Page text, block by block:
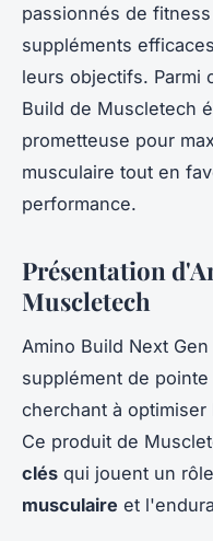
passionnés de
suppléments
leurs objectifs. Parmi
Build de Muscletech
prometteuse pour
musculaire tout en
performance.
Présentation
Muscletech
Amino Build Next
supplément de
cherchant à
Ce produit de
clés qui jouent un
musculaire et